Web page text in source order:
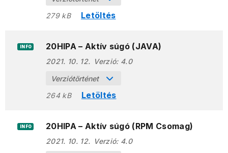
279 kB
Letöltés
INFO 20HIPA – Aktív súgó (JAVA)
2021. 10. 12. Verzió: 4.0
Verziótörténet
264 kB
Letöltés
INFO 20HIPA – Aktív súgó (RPM Csomag)
2021. 10. 12. Verzió: 4.0